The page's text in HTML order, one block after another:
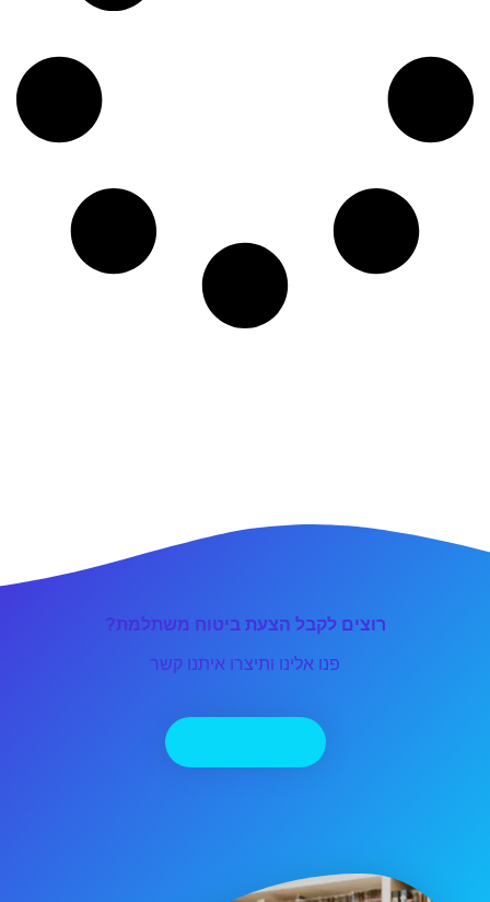
רוצים לקבל הצעת ביטוח משתלמת?
פנו אלינו ותיצרו איתנו קשר